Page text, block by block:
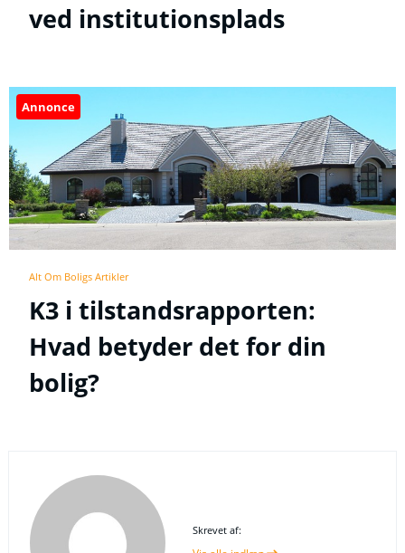
ved institutionsplads
Annonce
Alt Om Boligs Artikler
K3 i tilstandsrapporten:
Hvad betyder det for din
bolig?
Skrevet af: